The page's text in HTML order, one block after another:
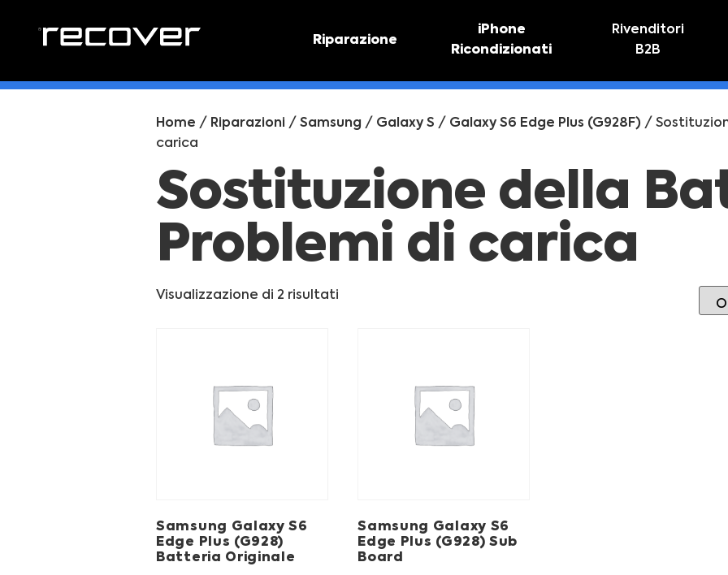
Riparazione
iPhone
Ricondizionati
Rivenditori
B2B
PREVENTIVO
Preventivo online
RIPARAZIONE IPHONE
Riparazione schermo
Home / Riparazioni / Samsung / Galaxy S / Galaxy S6 Edge Plus (G928F) /
carica
Sostituzione della
Problemi di carica
Visualizzazione di 2 risultati
Samsung Galaxy S6
Edge Plus (G928)
Batteria Originale
Samsung Galaxy S6
Edge Plus (G928) Sub
Board